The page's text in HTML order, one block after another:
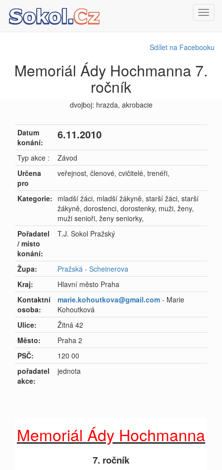
Sdílet na Facebooku
Memoriál Ády Hochmanna 7.
ročník
dvojboj: hrazda, akrobacie
Datum
konání:
6.11.2010
Typ akce :
Závod
Určena
pro
veřejnost, členové, cvičitelé, trenéři,
Kategorie: mladší žáci, mladší žákyně, starší žáci, starší
žákyně, dorostenci, dorostenky, muži, ženy,
muži senioři, ženy seniorky,
Pořadatel
/ místo
konání:
T.J. Sokol Pražský
Župa:
Pražská - Scheinerova
Kraj:
Hlavní město Praha
Kontaktní
osoba:
marie.kohoutkova@gmail.com - Marie
Kohoutková
Ulice:
Žitná 42
Město:
Praha 2
PSČ:
120 00
pořadatel
akce:
jednota
Memoriál Ády Hochmanna
7. ročník